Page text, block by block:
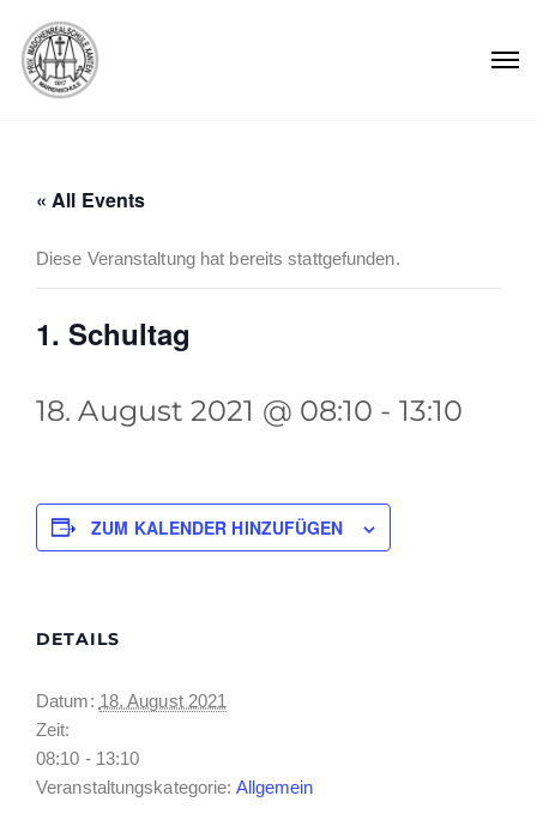
« All Events
Diese Veranstaltung hat bereits stattgefunden.
1. Schultag
18. August 2021 @ 08:10 - 13:10
ZUM KALENDER HINZUFÜGEN
DETAILS
Datum: 18. August 2021
Zeit:
08:10 - 13:10
Veranstaltungskategorie: Allgemein